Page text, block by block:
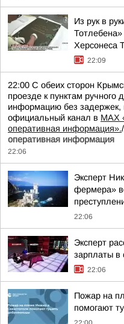
Из рук в
Херсонеса
22:09
22:00 С обеих сторон
проезде к пунктам ручного
информацию без задержек,
официальный канал в
оперативная информация».
оперативная информация
22:06
Эксперт
фермера»
22:06
Эксперт
зарплаты в
22:06
Пожар на
помогают